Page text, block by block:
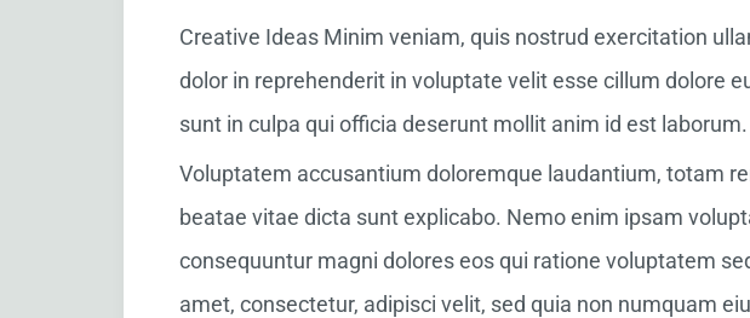
Creative Ideas Minim veniam, quis nostrud exercitation
dolor in reprehenderit in voluptate velit esse cillum dolore
sunt in culpa qui officia deserunt mollit anim id est
Voluptatem accusantium doloremque laudantium, totam
beatae vitae dicta sunt explicabo. Nemo enim ipsam
consequuntur magni dolores eos qui ratione voluptatem
amet, consectetur, adipisci velit, sed quia non numquam